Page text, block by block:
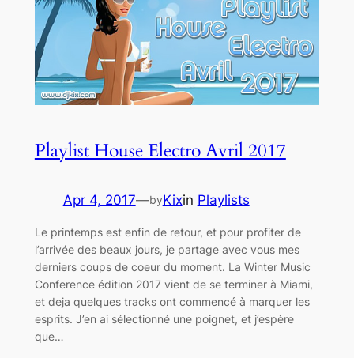
Playlist House Electro Avril 2017
Apr 4, 2017—byKixin Playlists
Le printemps est enfin de retour, et pour profiter de
l’arrivée des beaux jours, je partage avec vous mes
derniers coups de coeur du moment. La Winter Music
Conference édition 2017 vient de se terminer à Miami,
et deja quelques tracks ont commencé à marquer les
esprits. J’en ai sélectionné une poignet, et j’espère
que…